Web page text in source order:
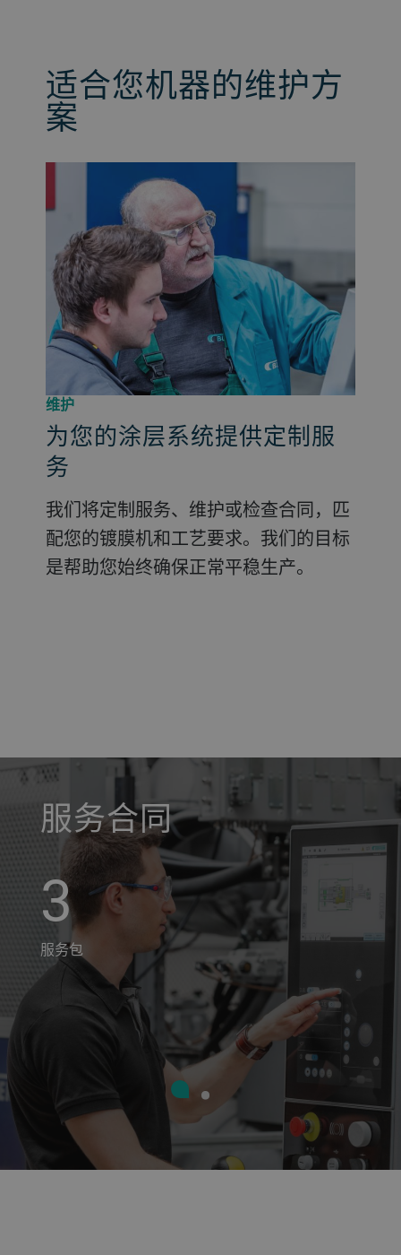
适合您机器的维护方
案
维护
为您的涂层系统提供定制服
务
我们将定制服务、维护或检查合同，匹
配您的镀膜机和工艺要求。我们的目标
是帮助您始终确保正常平稳生产。
a decorative background image
服务合同
3
服务包